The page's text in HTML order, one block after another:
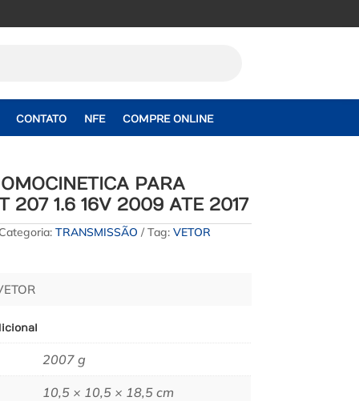
CONTATO NFE COMPRE ONLINE
PARA
207 1.6 16V 2009 ATE 2017
TRANSMISSÃO Tag: VETOR
2007 g
10,5 × 10,5 × 18,5 cm